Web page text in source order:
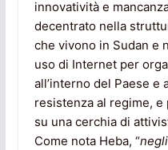
innovatività e
decentrato nella
che vivono in Sudan e
uso di Internet per
all’interno del Paese e
resistenza al regime,
su una cerchia di
Come nota Heba, “